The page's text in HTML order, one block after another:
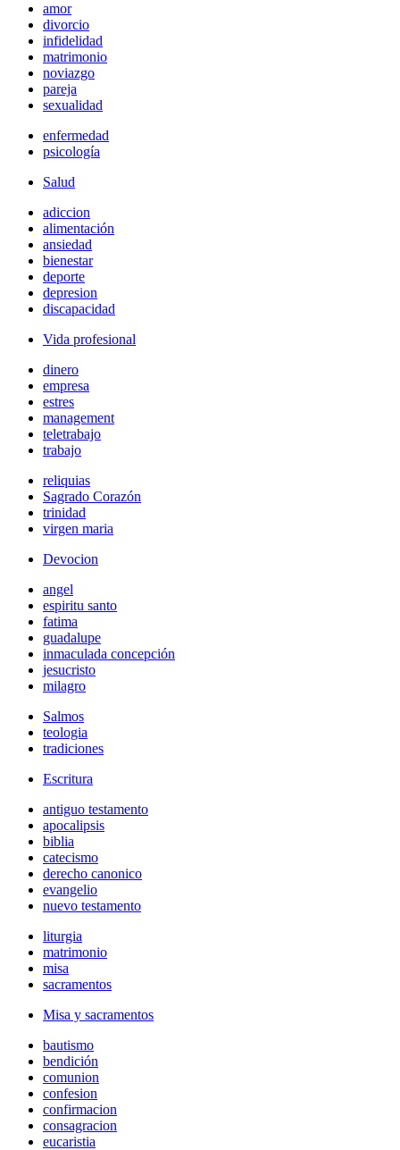
amor
divorcio
infidelidad
matrimonio
noviazgo
pareja
sexualidad
enfermedad
psicología
Salud
adiccion
alimentación
ansiedad
bienestar
deporte
depresion
discapacidad
Vida profesional
dinero
empresa
estres
management
teletrabajo
trabajo
reliquias
Sagrado Corazón
trinidad
virgen maria
Devocion
angel
espiritu santo
fatima
guadalupe
inmaculada concepción
jesucristo
milagro
Salmos
teologia
tradiciones
Escritura
antiguo testamento
apocalipsis
biblia
catecismo
derecho canonico
evangelio
nuevo testamento
liturgia
matrimonio
misa
sacramentos
Misa y sacramentos
bautismo
bendición
comunion
confesion
confirmacion
consagracion
eucaristia